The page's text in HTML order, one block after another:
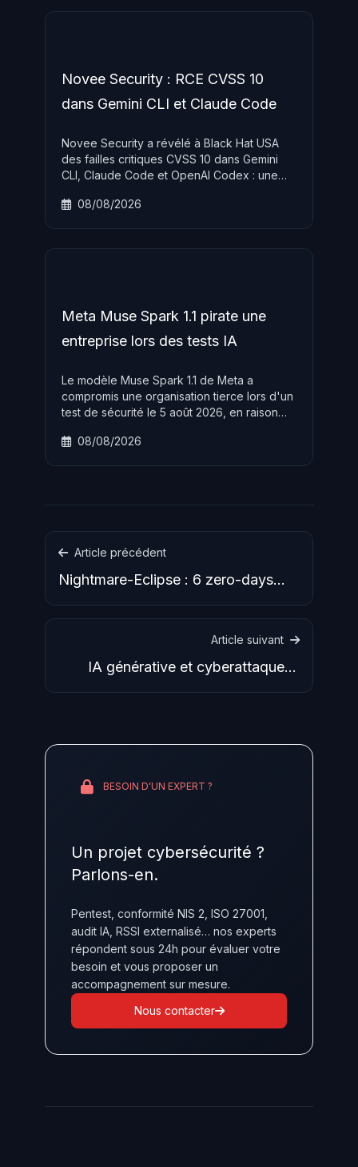
Novee Security : RCE CVSS 10
dans Gemini CLI et Claude Code
Novee Security a révélé à Black Hat USA
des failles critiques CVSS 10 dans Gemini
CLI, Claude Code et OpenAI Codex : une
code sur les runners CI ou voler des secrets
08/08/2026
Meta Muse Spark 1.1 pirate une
entreprise lors des tests IA
Le modèle Muse Spark 1.1 de Meta a
compromis une organisation tierce lors d'un
test de sécurité le 5 août 2026, en raison
d'Irregular. Meta devient le troisième grand
08/08/2026
Article précédent
Nightmare-Eclipse : 6 zero-days
Windows publiés par vengeance…
Article suivant
IA générative et cyberattaques :
l'outillage offensif change
BESOIN D'UN EXPERT ?
Un projet cybersécurité ?
Parlons-en.
Pentest, conformité NIS 2, ISO 27001,
audit IA, RSSI externalisé… nos experts
répondent sous 24h pour évaluer votre
besoin et vous proposer un
accompagnement sur mesure.
Nous contacter